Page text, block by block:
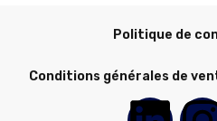
Politique de
Conditions générales de